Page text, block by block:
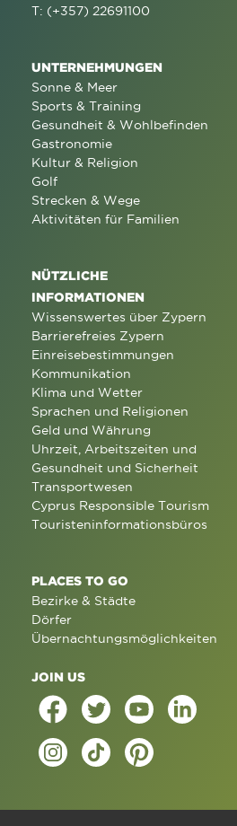
T: (+357) 22691100
UNTERNEHMUNGEN
Sonne & Meer
Sports & Training
Gesundheit & Wohlbefinden
Gastronomie
Kultur & Religion
Golf
Strecken & Wege
Aktivitäten für Familien
NÜTZLICHE
INFORMATIONEN
Wissenswertes über Zypern
Barrierefreies Zypern
Einreisebestimmungen
Kommunikation
Klima und Wetter
Sprachen und Religionen
Geld und Währung
Uhrzeit, Arbeitszeiten und
Gesundheit und Sicherheit
Transportwesen
Cyprus Responsible Tourism
Touristeninformationsbüros
PLACES TO GO
Bezirke & Städte
Dörfer
Übernachtungsmöglichkeiten
JOIN US